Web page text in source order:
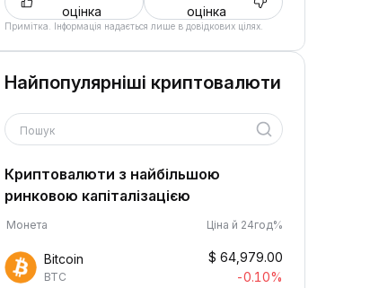
оцінка
оцінка
Примітка. Інформація надається лише в довідкових цілях.
Найпопулярніші криптовалюти
Пошук
Криптовалюти з найбільшою
ринковою капіталізацією
Монета Ціна й 24год%
Bitcoin
BTC
$ 64,979.00
-0.10%